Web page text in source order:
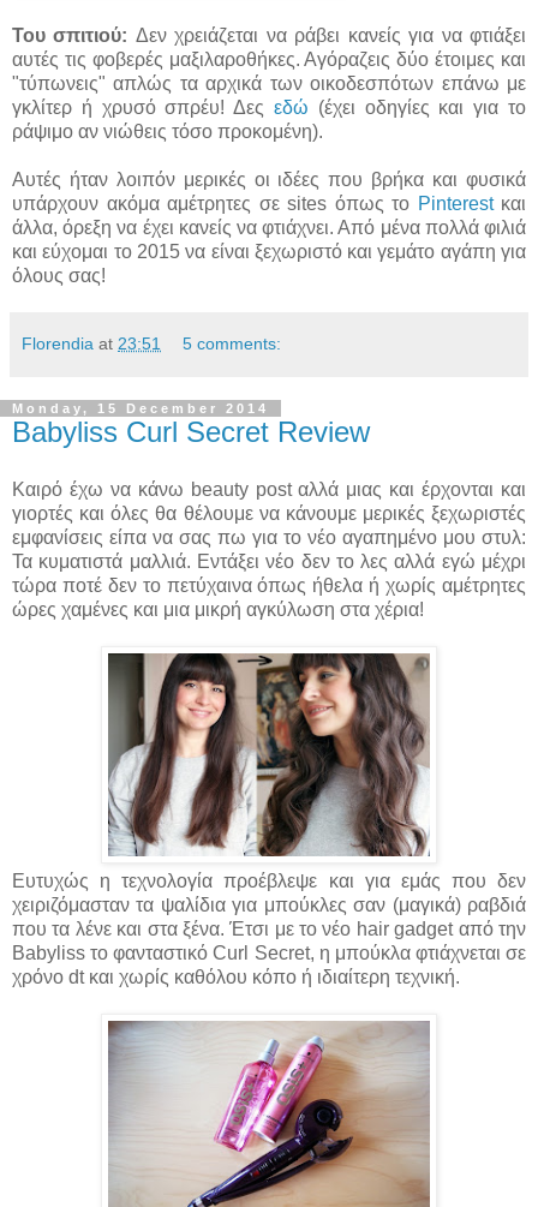
Του σπιτιού: Δεν χρειάζεται να ράβει κανείς για να φτιάξει
αυτές τις φοβερές μαξιλαροθήκες. Αγόραζεις δύο έτοιμες και
"τύπωνεις" απλώς τα αρχικά των οικοδεσπότων επάνω με
γκλίτερ ή χρυσό σπρέυ! Δες εδώ (έχει οδηγίες και για το
ράψιμο αν νιώθεις τόσο προκομένη).
Αυτές ήταν λοιπόν μερικές οι ιδέες που βρήκα και φυσικά
υπάρχουν ακόμα αμέτρητες σε sites όπως το Pinterestκαι
άλλα, όρεξη να έχει κανείς να φτιάχνει. Από μένα πολλά φιλιά
και εύχομαι το 2015 να είναι ξεχωριστό και γεμάτο αγάπη για
όλους σας!
Florendia at 23:51 5 comments:
Monday, 15 December 2014
Babyliss Curl Secret Review
Καιρό έχω να κάνω beauty post αλλά μιας και έρχονται και
γιορτές και όλες θα θέλουμε να κάνουμε μερικές ξεχωριστές
εμφανίσεις είπα να σας πω για το νέο αγαπημένο μου στυλ:
Τα κυματιστά μαλλιά. Εντάξει νέο δεν το λες αλλά εγώ μέχρι
τώρα ποτέ δεν το πετύχαινα όπως ήθελα ή χωρίς αμέτρητες
ώρες χαμένες και μια μικρή αγκύλωση στα χέρια!
Ευτυχώς η τεχνολογία προέβλεψε και για εμάς που δεν
χειριζόμασταν τα ψαλίδια για μπούκλες σαν (μαγικά) ραβδιά
που τα λένε και στα ξένα. Έτσι με το νέο hair gadget από την
Babyliss το φανταστικό Curl Secret, η μπούκλα φτιάχνεται σε
χρόνο dt και χωρίς καθόλου κόπο ή ιδιαίτερη τεχνική.